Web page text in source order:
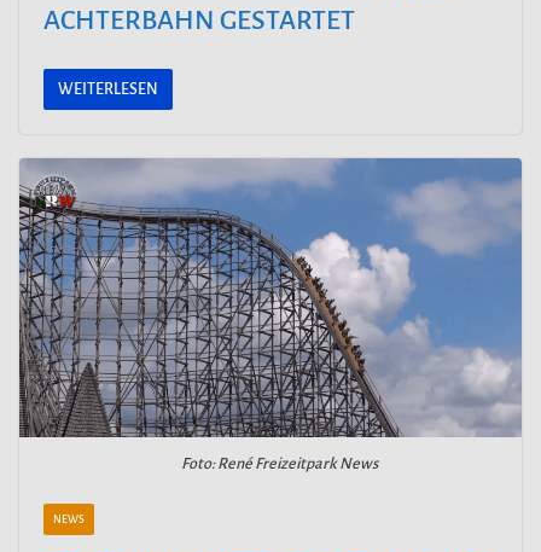
ACHTERBAHN GESTARTET
WEITERLESEN
Foto: René Freizeitpark News
NEWS